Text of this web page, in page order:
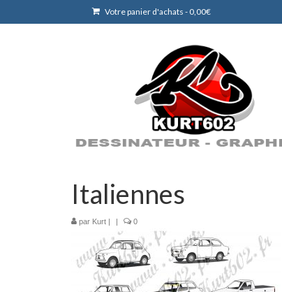
Votre panier d'achats - 0,00€
Italiennes
par Kurt 0